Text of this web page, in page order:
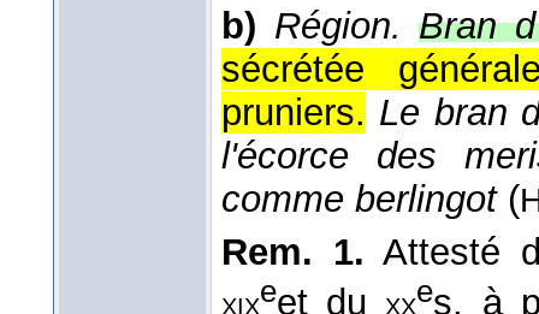
b) Région. Bran
sécrétée
pruniers. Le bran
l'écorce des
comme berlingot(
Rem. 1. Attesté
xixeet duxxes. à